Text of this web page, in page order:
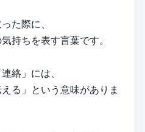
た際に、
持ちを表す言葉です。
絡」には、
る」という意味がありま